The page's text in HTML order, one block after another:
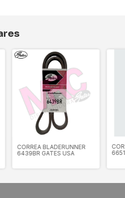
CORREA BLADERUNNER
6439BR GATES USA